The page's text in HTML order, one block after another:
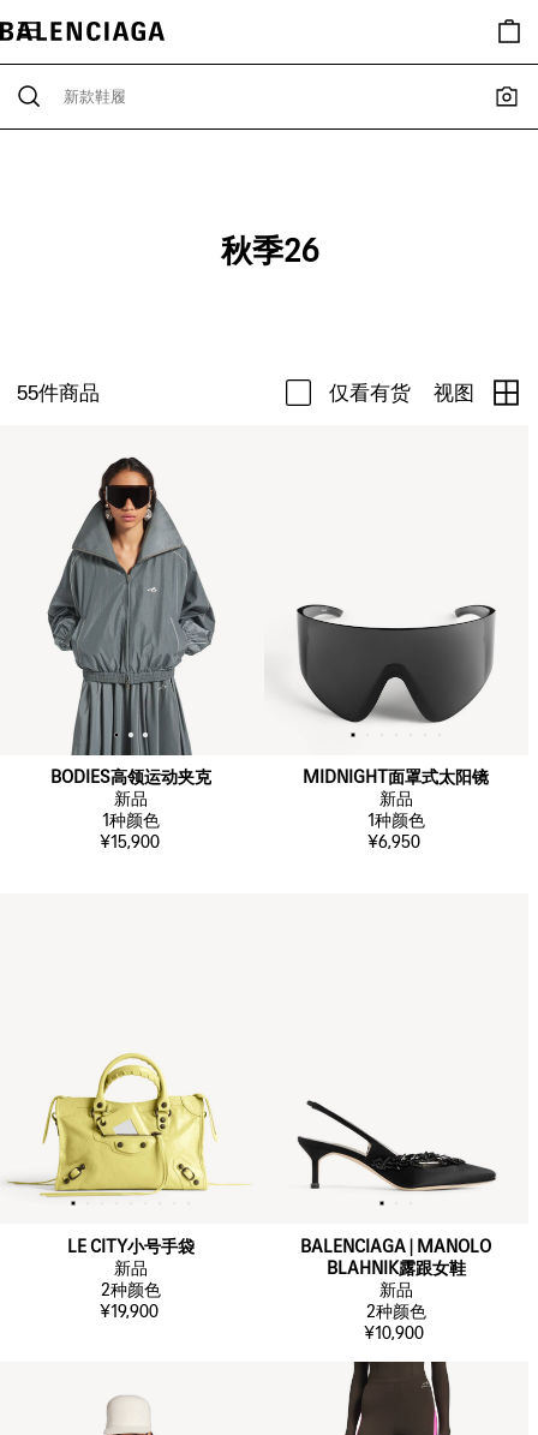
秋季26
55件商品 仅看有货 视图
BODIES高领运动夹克
新品
1种颜色
¥15,900
MIDNIGHT面罩式太阳镜
新品
1种颜色
¥6,950
LE CITY小号手袋
新品
2种颜色
¥19,900
BALENCIAGA | MANOLO
BLAHNIK露跟女鞋
新品
2种颜色
¥10,900